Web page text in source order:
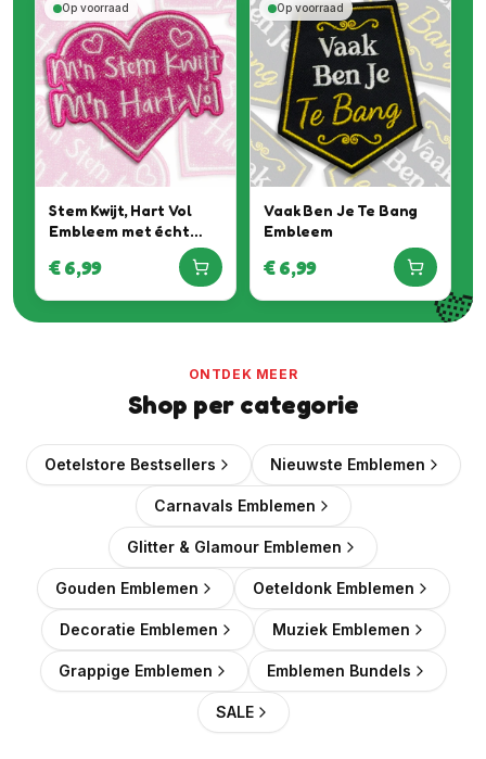
Op voorraad
Stem Kwijt, Hart Vol
Embleem met écht
Roze Glitter Special
€6,99
Op voorraad
Vaak Ben Je Te Bang
Embleem
€6,99
ONTDEK MEER
Shop per categorie
Oetelstore Bestsellers Nieuwste Emblemen
Carnavals Emblemen
Glitter & Glamour Emblemen
Gouden Emblemen Oeteldonk Emblemen
Decoratie Emblemen Muziek Emblemen
Grappige Emblemen Emblemen Bundels
SALE